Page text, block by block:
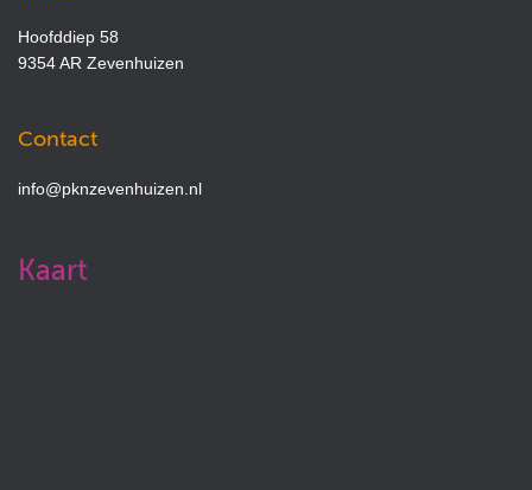
Hoofddiep 58
9354 AR Zevenhuizen
Contact
info@pknzevenhuizen.nl
Kaart